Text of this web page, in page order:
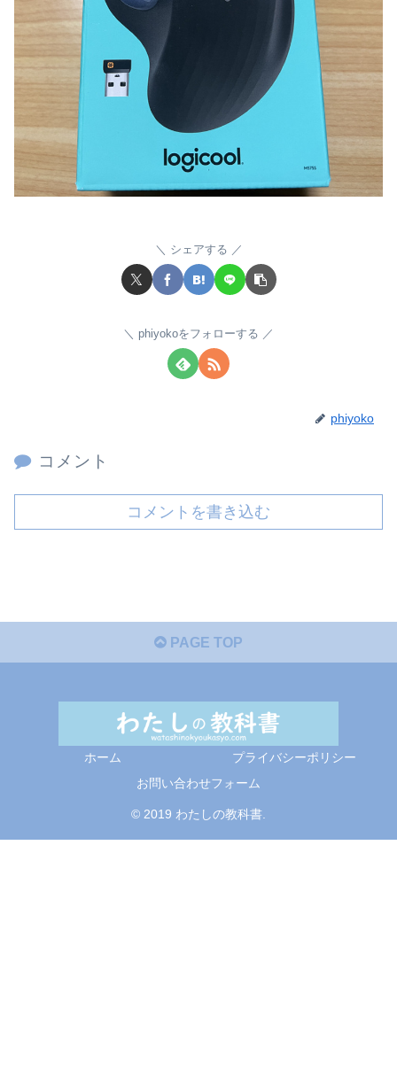
シェアする
phiyokoをフォローする
phiyoko
コメント
コメントを書き込む
PAGE TOP
ホーム
プライバシーポリシー
お問い合わせフォーム
© 2019 わたしの教科書.